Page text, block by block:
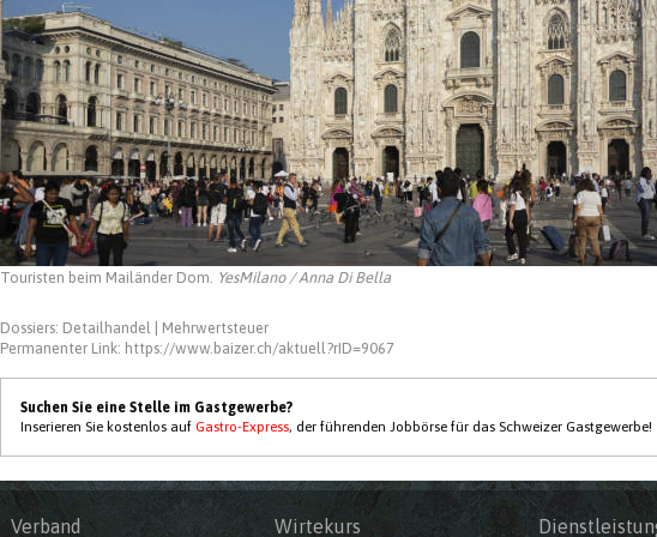
Touristen beim Mailänder Dom. YesMilano / Anna Di Bella
Dossiers: Detailhandel | Mehrwertsteuer
Permanenter Link: https://www.baizer.ch/aktuell?rID=9067
Suchen Sie eine Stelle im Gastgewerbe?
Inserieren Sie kostenlos auf Gastro-Express, der führenden Jobbörse für das Schweizer Gastgewerbe!
Verband Wirtekurs